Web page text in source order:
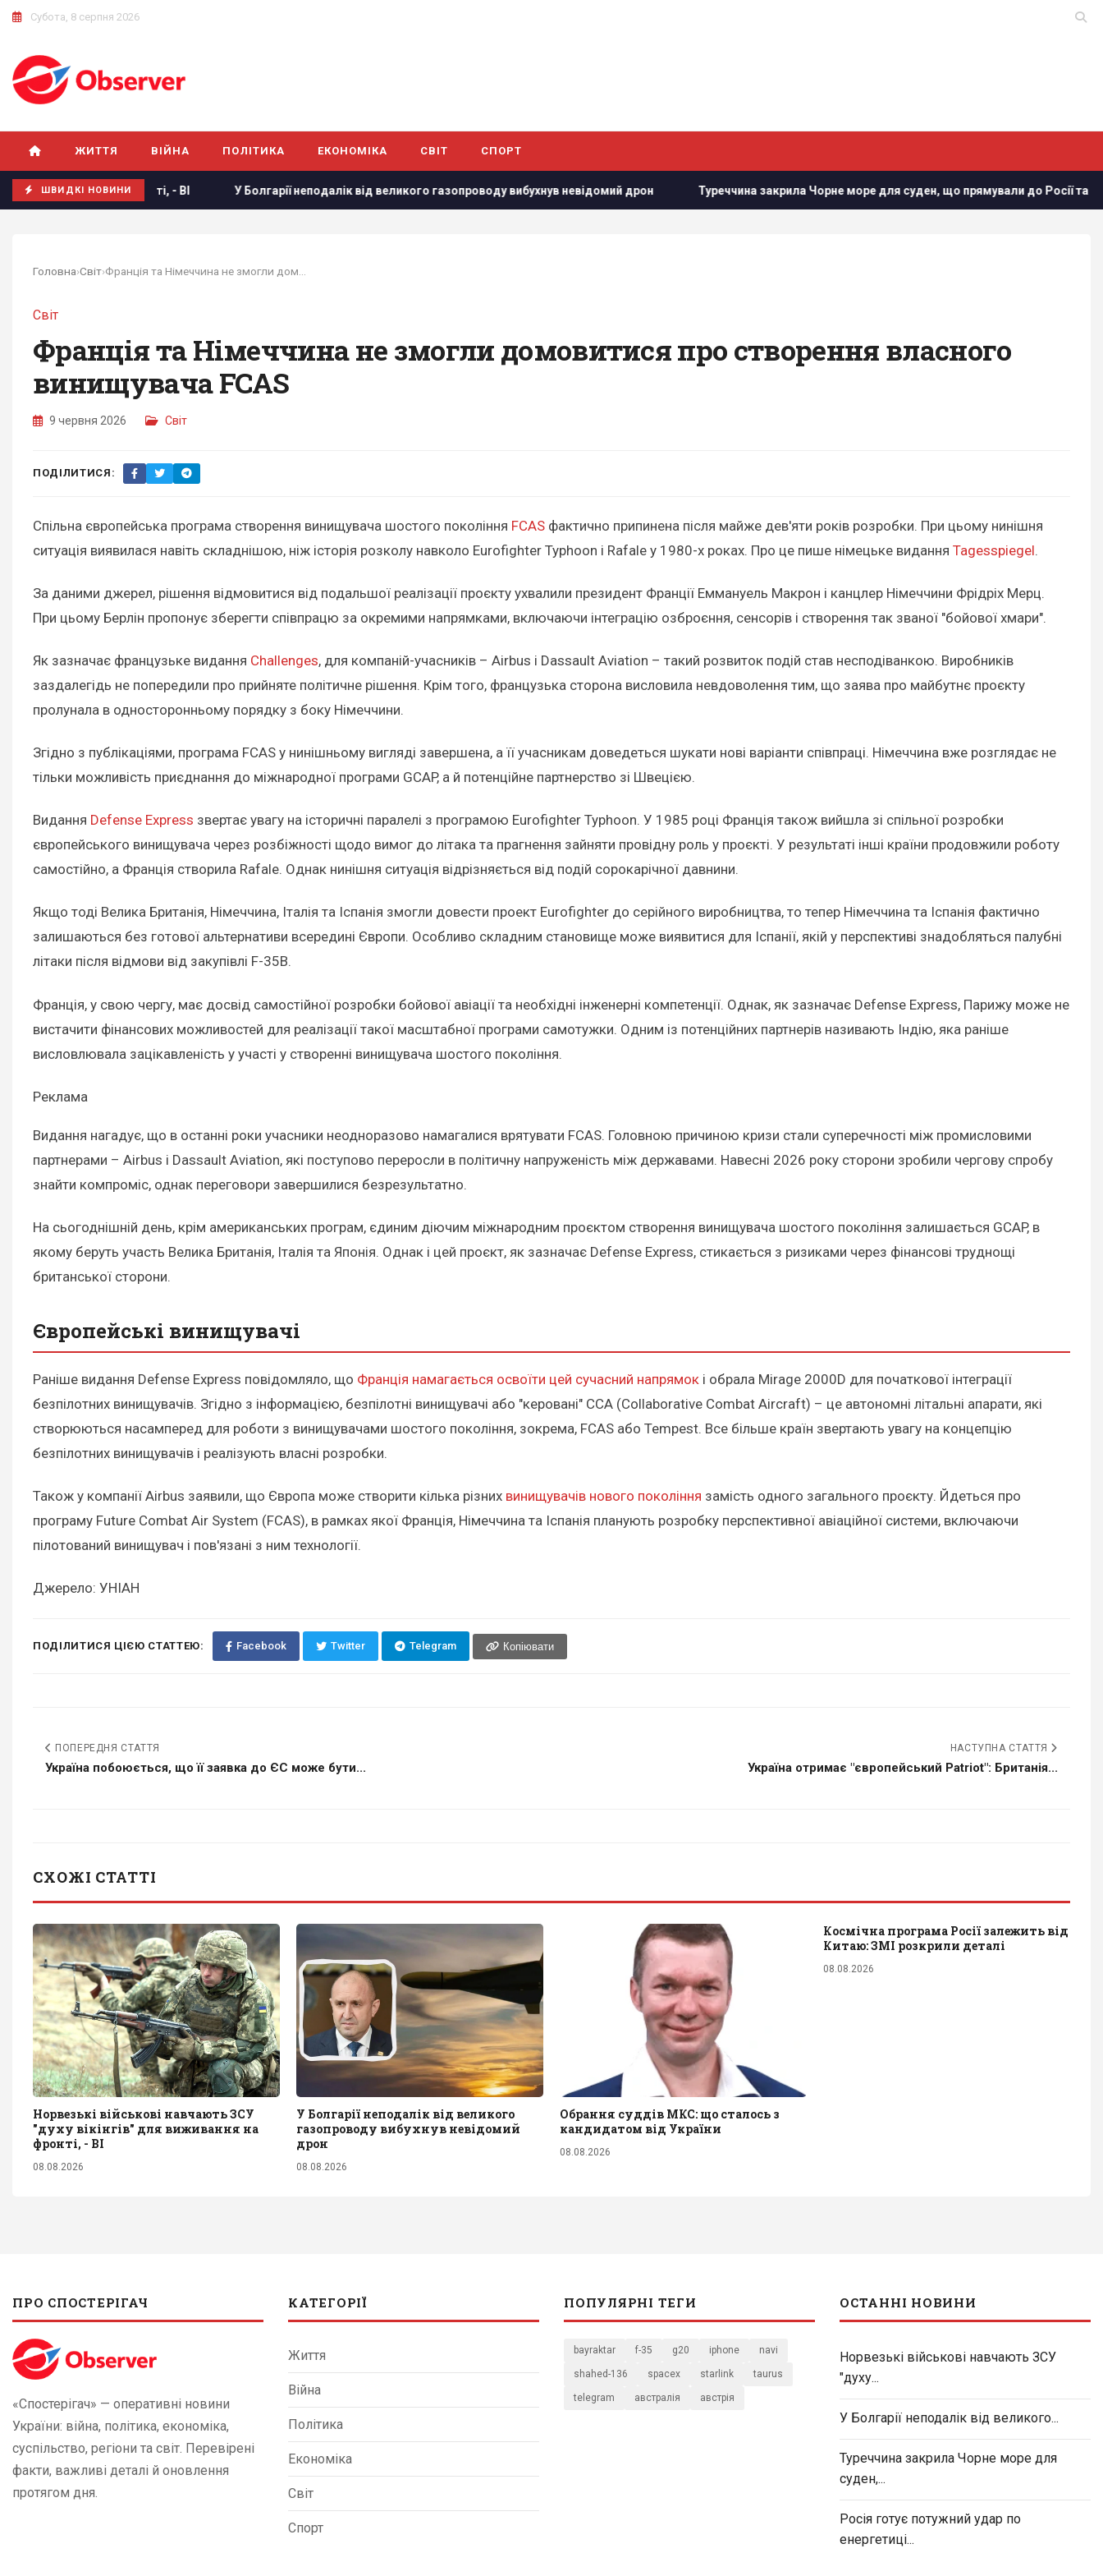
Субота, 8 серпня 2026
ЖИТТЯ ВІЙНА ПОЛІТИКА ЕКОНОМІКА СВІТ СПОРТ
ШВИДКІ НОВИНИ
на фронті, - BI У Болгарії неподалік від великого газопроводу вибухнув невідомий дрон Туреччина закрила Чорне море для суден, що прямували до Росії та України, -
Головна›Світ›
Світ
Франція та Німеччина не змогли домовитися про створення власного
винищувача FCAS
9 червня 2026 Світ
ПОДІЛИТИСЯ:
Спільна європейська програма створення винищувача шостого покоління FCAS фактично припинена після майже дев'яти років розробки. При цьому нинішня
ситуація виявилася навіть складнішою, ніж історія розколу навколо Eurofighter Typhoon і Rafale у 1980-х роках. Про це пише німецьке видання Tagesspiegel.
За даними джерел, рішення відмовитися від подальшої реалізації проєкту ухвалили президент Франції Еммануель Макрон і канцлер Німеччини Фрідріх Мерц.
При цьому Берлін пропонує зберегти співпрацю за окремими напрямками, включаючи інтеграцію озброєння, сенсорів і створення так званої "бойової хмари".
Як зазначає французьке видання Challenges, для компаній-учасників – Airbus і Dassault Aviation – такий розвиток подій став несподіванкою. Виробників
заздалегідь не попередили про прийняте політичне рішення. Крім того, французька сторона висловила невдоволення тим, що заява про майбутнє проєкту
пролунала в односторонньому порядку з боку Німеччини.
Згідно з публікаціями, програма FCAS у нинішньому вигляді завершена, а її учасникам доведеться шукати нові варіанти співпраці. Німеччина вже розглядає не
тільки можливість приєднання до міжнародної програми GCAP, а й потенційне партнерство зі Швецією.
Видання Defense Express звертає увагу на історичні паралелі з програмою Eurofighter Typhoon. У 1985 році Франція також вийшла зі спільної розробки
європейського винищувача через розбіжності щодо вимог до літака та прагнення зайняти провідну роль у проєкті. У результаті інші країни продовжили роботу
самостійно, а Франція створила Rafale. Однак нинішня ситуація відрізняється від подій сорокарічної давнини.
Якщо тоді Велика Британія, Німеччина, Італія та Іспанія змогли довести проект Eurofighter до серійного виробництва, то тепер Німеччина та Іспанія фактично
залишаються без готової альтернативи всередині Європи. Особливо складним становище може виявитися для Іспанії, якій у перспективі знадобляться палубні
літаки після відмови від закупівлі F-35B.
Франція, у свою чергу, має досвід самостійної розробки бойової авіації та необхідні інженерні компетенції. Однак, як зазначає Defense Express, Парижу може не
вистачити фінансових можливостей для реалізації такої масштабної програми самотужки. Одним із потенційних партнерів називають Індію, яка раніше
висловлювала зацікавленість у участі у створенні винищувача шостого покоління.
Реклама
Видання нагадує, що в останні роки учасники неодноразово намагалися врятувати FCAS. Головною причиною кризи стали суперечності між промисловими
партнерами – Airbus і Dassault Aviation, які поступово переросли в політичну напруженість між державами. Навесні 2026 року сторони зробили чергову спробу
знайти компроміс, однак переговори завершилися безрезультатно.
На сьогоднішній день, крім американських програм, єдиним діючим міжнародним проєктом створення винищувача шостого покоління залишається GCAP, в
якому беруть участь Велика Британія, Італія та Японія. Однак і цей проєкт, як зазначає Defense Express, стикається з ризиками через фінансові труднощі
британської сторони.
Європейські винищувачі
Раніше видання Defense Express повідомляло, що Франція намагається освоїти цей сучасний напрямок і обрала Mirage 2000D для початкової інтеграції
безпілотних винищувачів. Згідно з інформацією, безпілотні винищувачі або "керовані" CCA (Collaborative Combat Aircraft) – це автономні літальні апарати, які
створюються насамперед для роботи з винищувачами шостого покоління, зокрема, FCAS або Tempest. Все більше країн звертають увагу на концепцію
безпілотних винищувачів і реалізують власні розробки.
Також у компанії Airbus заявили, що Європа може створити кілька різних винищувачів нового покоління замість одного загального проєкту. Йдеться про
програму Future Combat Air System (FCAS), в рамках якої Франція, Німеччина та Іспанія планують розробку перспективної авіаційної системи, включаючи
пілотований винищувач і пов'язані з ним технології.
Джерело: УНІАН
ПОДІЛИТИСЯ ЦІЄЮ СТАТТЕЮ: Facebook Twitter Telegram Копіювати
ПОПЕРЕДНЯ СТАТТЯ
Україна побоюється, що її заявка до ЄС може бути...
НАСТУПНА СТАТТЯ
Україна отримає "європейський Patriot": Британія...
СХОЖІ СТАТТІ
Норвезькі військові навчають ЗСУ
"духу вікінгів" для виживання на
фронті, - BI
08.08.2026
У Болгарії неподалік від великого
газопроводу вибухнув невідомий
дрон
08.08.2026
Обрання суддів МКС: що сталось з
кандидатом від України
08.08.2026
Космічна програма Росії залежить від
Китаю: ЗМІ розкрили деталі
08.08.2026
ПРО СПОСТЕРІГАЧ
«Спостерігач» — оперативні новини
України: війна, політика, економіка,
суспільство, регіони та світ. Перевірені
факти, важливі деталі й оновлення
протягом дня.
КАТЕГОРІЇ
Життя
Війна
Політика
Економіка
Світ
Спорт
ПОПУЛЯРНІ ТЕГИ
bayraktar f-35 g20 iphone navi
shahed-136 spacex starlink taurus
telegram австралія австрія
ОСТАННІ НОВИНИ
Норвезькі військові навчають ЗСУ
"духу...
У Болгарії неподалік від великого...
Туреччина закрила Чорне море для
суден,...
Росія готує потужний удар по
енергетиці...